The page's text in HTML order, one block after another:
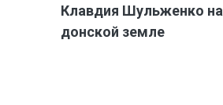
Клавдия Шульженко на
донской земле